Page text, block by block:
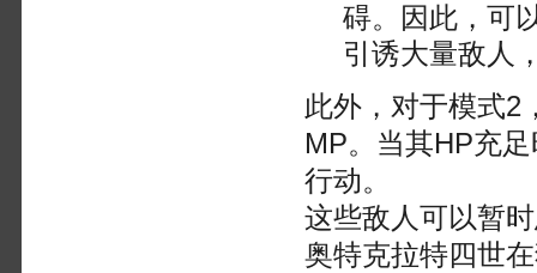
碍。因此，可
引诱大量敌人
此外，对于模式2
MP。当其HP充
行动。
这些敌人可以暂
奥特克拉特四世